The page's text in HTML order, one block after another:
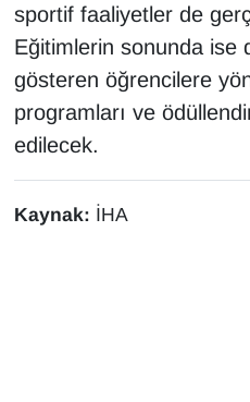
sportif faaliyetler de
Eğitimlerin sonunda ise
gösteren öğrencilere
programları ve
edilecek.
Kaynak: İHA